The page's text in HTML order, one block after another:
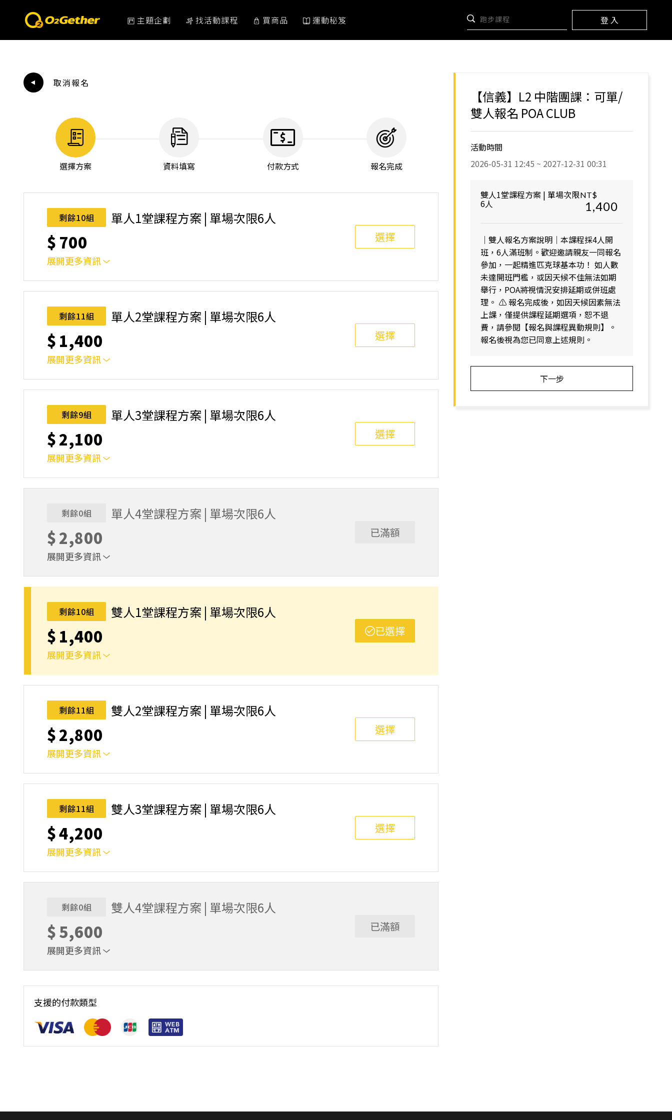
主題企劃 找活動課程 買商品 運動秘笈 登 入
取消報名
選擇方案 資料填寫 付款方式 報名完成
剩餘10組 單人1堂課程方案 | 單場次限6人
$ 700
展開更多資訊
選擇
｜單人報名方案說明｜本課程採4人開班，6人滿班制。歡迎邀請親友一同報名參加，一起精進匹克球基
完成後，如因天候因素無法上課，僅提供課程延期選項，恕不退費，請參閱【報名與課程異動規則】。報
名後視為您已同意上述規則。
剩餘11組 單人2堂課程方案 | 單場次限6人
$ 1,400
展開更多資訊
選擇
｜單人報名方案說明｜本課程採4人開班，6人滿班制。歡迎邀請親友一同報名參加，一起精進匹克球基
完成後，如因天候因素無法上課，僅提供課程延期選項，恕不退費，請參閱【報名與課程異動規則】。報
名後視為您已同意上述規則。
剩餘9組 單人3堂課程方案 | 單場次限6人
$2,100
展開更多資訊
選擇
｜單人報名方案說明｜本課程採4人開班，6人滿班制。歡迎邀請親友一同報名參加，一起精進匹克球基
完成後，如因天候因素無法上課，僅提供課程延期選項，恕不退費，請參閱【報名與課程異動規則】。報
名後視為您已同意上述規則。
剩餘0組 單人4堂課程方案 | 單場次限6人
$2,800
展開更多資訊
已滿額
｜單人報名方案說明｜本課程採4人開班，6人滿班制。歡迎邀請親友一同報名參加，一起精進匹克球基
完成後，如因天候因素無法上課，僅提供課程延期選項，恕不退費，請參閱【報名與課程異動規則】。報
名後視為您已同意上述規則。
剩餘10組 雙人1堂課程方案 | 單場次限6人
$ 1,400
展開更多資訊
已選擇
｜雙人報名方案說明｜本課程採4人開班，6人滿班制。歡迎邀請親友一同報名參加，一起精進匹克球基
完成後，如因天候因素無法上課，僅提供課程延期選項，恕不退費，請參閱【報名與課程異動規則】。報
名後視為您已同意上述規則。
剩餘11組 雙人2堂課程方案 | 單場次限6人
$2,800
展開更多資訊
選擇
｜雙人報名方案說明｜本課程採4人開班，6人滿班制。歡迎邀請親友一同報名參加，一起精進匹克球基
完成後，如因天候因素無法上課，僅提供課程延期選項，恕不退費，請參閱【報名與課程異動規則】。報
名後視為您已同意上述規則。
剩餘11組 雙人3堂課程方案 | 單場次限6人
$4,200
展開更多資訊
選擇
｜雙人報名方案說明｜本課程採4人開班，6人滿班制。歡迎邀請親友一同報名參加，一起精進匹克球基
完成後，如因天候因素無法上課，僅提供課程延期選項，恕不退費，請參閱【報名與課程異動規則】。報
名後視為您已同意上述規則。
剩餘0組 雙人4堂課程方案 | 單場次限6人
$5,600
展開更多資訊
已滿額
本功！ 如人數未達開班門檻，或因天候不佳無法如期舉行，POA將視情況安排延期或併班處理。 ⚠️ 報名
完成後，如因天候因素無法上課，僅提供課程延期選項，恕不退費，請參閱【報名與課程異動規則】。報
名後視為您已同意上述規則。
支援的付款類型
【信義】L2 中階團課：可單/
雙人報名 POA CLUB
活動時間
2026-05-31 12:45 ~ 2027-12-31 00:31
雙人1堂課程方案 | 單場次限
6人
NT$
1,400
｜雙人報名方案說明｜本課程採4人開
班，6人滿班制。歡迎邀請親友一同報名
參加，一起精進匹克球基本功！ 如人數
未達開班門檻，或因天候不佳無法如期
舉行，POA將視情況安排延期或併班處
理。 ⚠️ 報名完成後，如因天候因素無法
上課，僅提供課程延期選項，恕不退
費，請參閱【報名與課程異動規則】。
報名後視為您已同意上述規則。
下一步